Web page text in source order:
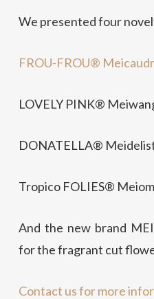
We presented four
FROU-FROU®
LOVELY PINK®
DONATELLA®
Tropico FOLIES®
And the new brand
for the fragrant cut
Contact us for more